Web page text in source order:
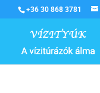
+36 30 868 3781